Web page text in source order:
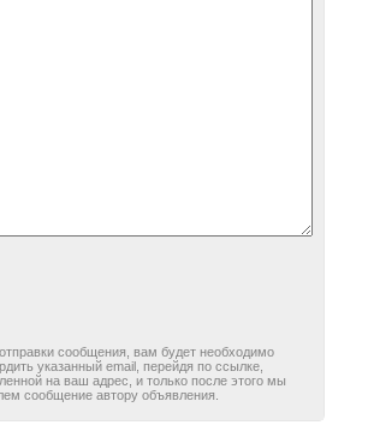
сообщения, вам будет необходимо
указанный email, перейдя по ссылке,
на ваш адрес, и только после этого мы
сообщение автору объявления.